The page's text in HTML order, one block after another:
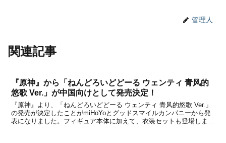
管理人
関連記事
『原神』から「ねんどろいどどーる ウェンティ 青风的
悠歌 Ver.」が中国向けとして発売決定！
『原神』より、「ねんどろいどどーる ウェンティ 青风的悠歌 Ver.」
の発売が決定したことがmiHoYoとグッドスマイルカンパニーから発
表になりました。フィギュア本体に加えて、衣装セットも登場しま